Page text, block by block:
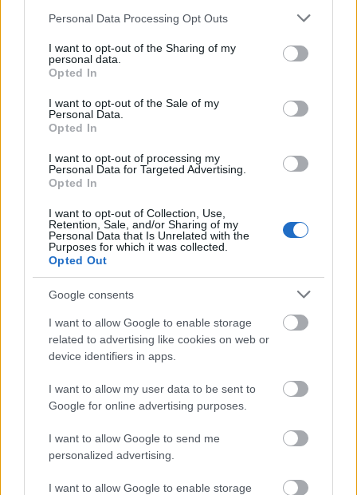
Please note that this website/app uses one or more Google
not limited to your visit or usage behaviour. You may click to
grant or deny consent to Google and its third-party tags to
use your data for below specified purposes in below Google
consent section.
Personal Data Processing Opt Outs
I want to opt-out of the Sharing of my
personal data.
Opted In
I want to opt-out of the Sale of my
Personal Data.
Opted In
I want to opt-out of processing my
Personal Data for Targeted Advertising.
Opted In
I want to opt-out of Collection, Use,
Retention, Sale, and/or Sharing of my
Personal Data that Is Unrelated with the
Purposes for which it was collected.
Opted Out
Google consents
I want to allow Google to enable storage
related to advertising like cookies on web or
device identifiers in apps.
I want to allow my user data to be sent to
Google for online advertising purposes.
I want to allow Google to send me
personalized advertising.
I want to allow Google to enable storage
Előadó:
Olof Dreijer
Loud Bloom
Kiadó:DH2
Megjelenés:
Műfaj:ambient, leftfield, house, synth